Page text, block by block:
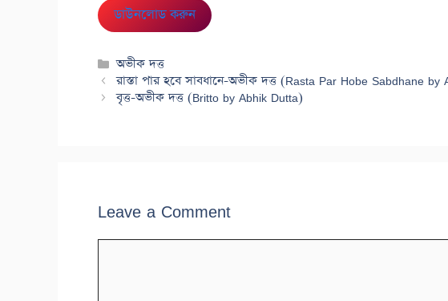
ডাউনলোড করুন
Categories
অভীক দত্ত
রাস্তা পার হবে সাবধানে-অভীক দত্ত (Rasta Par Hobe Sabdhane by
বৃত্ত-অভীক দত্ত (Britto by Abhik Dutta)
Leave a Comment